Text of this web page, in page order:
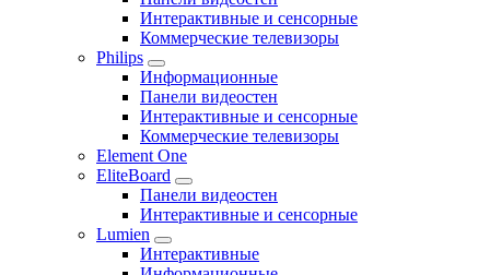
Интерактивные и сенсорные
Коммерческие телевизоры
Philips
Информационные
Панели видеостен
Интерактивные и сенсорные
Коммерческие телевизоры
Element One
EliteBoard
Панели видеостен
Интерактивные и сенсорные
Lumien
Интерактивные